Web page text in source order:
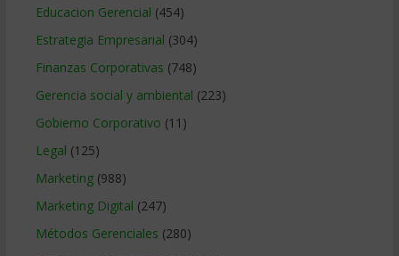
Educacion Gerencial (454)
Estrategia Empresarial (304)
Finanzas Corporativas (748)
Gerencia social y ambiental (223)
Gobierno Corporativo (11)
Legal (125)
Marketing(988)
Marketing Digital (247)
Métodos Gerenciales (280)